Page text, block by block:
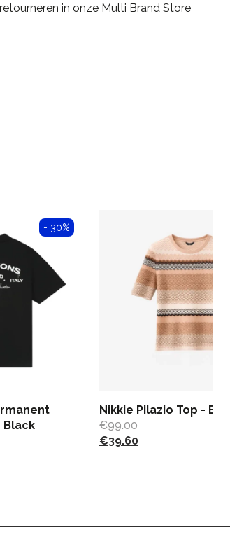
in onze Multi Brand Store
- 30%
Black
Nikkie Pilazio Top -
€99.00
€39.60